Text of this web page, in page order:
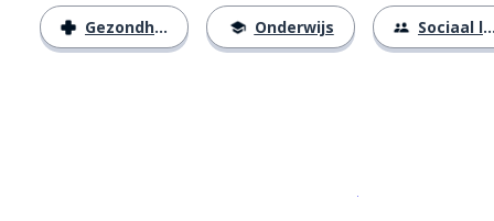
Gezondheid Onderwijs Sociaal leven